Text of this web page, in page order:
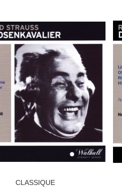
Ajouter Au Panier
CLASSIQUE